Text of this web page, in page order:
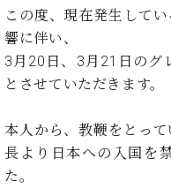
C.
ベ
ヒ
シ
タ
イ
ン
組
み
ピ
ノ
製
造
番
ベ
シ
ュ
イ
ン
弾
ア
情
報)
ャ
ン
ペ
ー
ー・
扱
店
店
サ
ロ
か
ら
本
格
学
ぶ
方
この度、現在発生して
響に伴い、
3月20日、3月21日のグ
とさせていただきます。
本人から、教鞭をとっ
長より日本への入国を
た。